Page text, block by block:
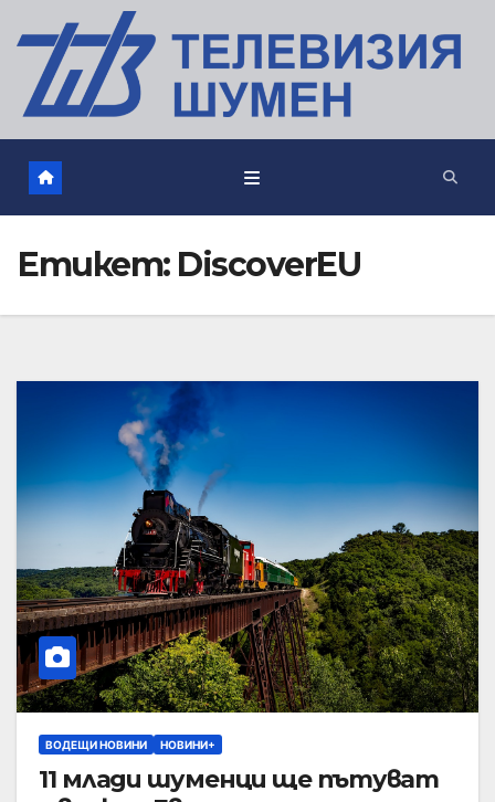
Етикет: DiscoverEU
ВОДЕЩИ НОВИНИ НОВИНИ+
11 млади шуменци ще пътуват